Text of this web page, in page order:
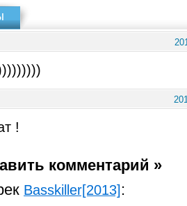
!
комментарий »
Basskiller[2013] :